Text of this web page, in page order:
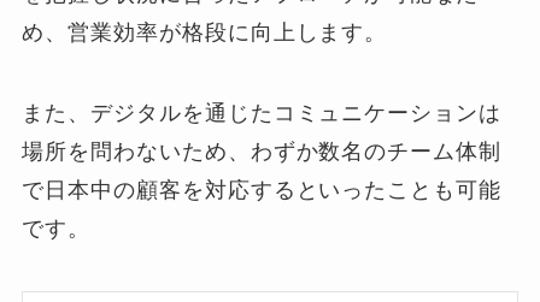
め、営業効率が格段に向上します。
また、 デジタルを通じたコミュニケーションは
場所を問わないため、わずか数名のチーム体制
で日本中の顧客を対応するといったことも可能
です。